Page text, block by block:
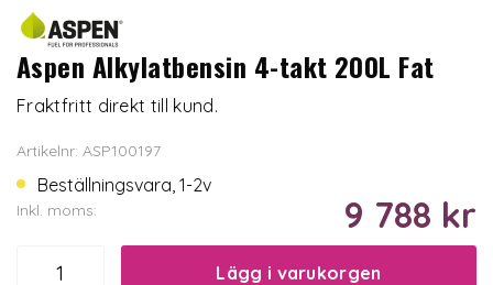
Aspen Alkylatbensin 4-takt 200L Fat
Fraktfritt direkt till kund.
Artikelnr: ASP100197
Beställningsvara, 1-2v
Inkl. moms: 9 788 kr
Lägg i varukorgen